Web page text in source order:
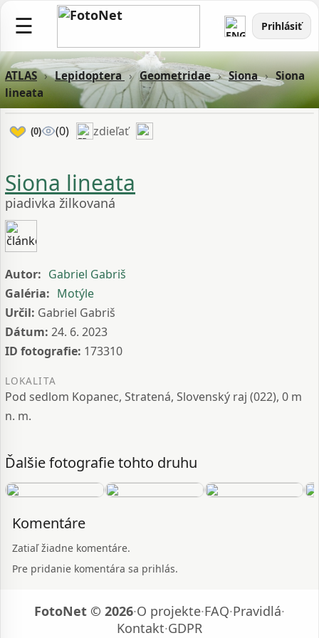
☰ Prihlásiť
ATLAS › Lepidoptera › Geometridae › Siona › Siona
lineata
(0) (0) zdieľať
Siona lineata
piadivka žilkovaná
Autor: Gabriel Gabriš
Galéria: Motýle
Určil: Gabriel Gabriš
Dátum: 24. 6. 2023
ID fotografie: 173310
LOKALITA
Pod sedlom Kopanec, Stratená, Slovenský raj (022), 0 m
n. m.
Ďalšie fotografie tohto druhu
Komentáre
Zatiaľ žiadne komentáre.
Pre pridanie komentára sa prihlás.
FotoNet © 2026·O projekte·FAQ·Pravidlá·
Kontakt·GDPR